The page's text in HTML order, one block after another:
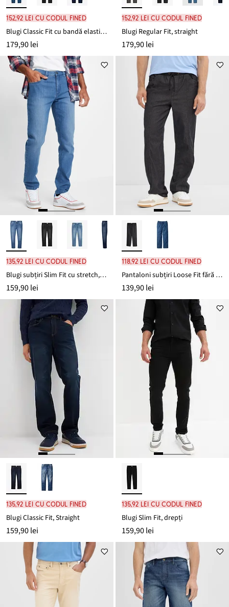
152,92 lei cu codul FINED
Blugi Classic Fit cu bandă elastică pe părți, straight
179,90 lei
152,92 lei cu codul FINED
Blugi Regular Fit, straight
179,90 lei
135,92 lei cu codul FINED
Blugi subțiri Slim Fit cu stretch, Straight
159,90 lei
118,92 lei cu codul FINED
Pantaloni subțiri Loose Fit fără încheiere, Straight
139,90 lei
135,92 lei cu codul FINED
Blugi Classic Fit, Straight
159,90 lei
135,92 lei cu codul FINED
Blugi Slim Fit, drepți
159,90 lei